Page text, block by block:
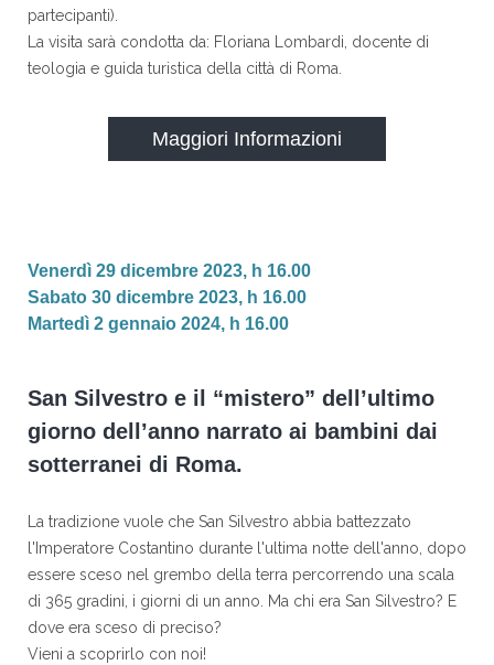
partecipanti).
La visita sarà condotta da: Floriana Lombardi, docente di
teologia e guida turistica della città di Roma.
Maggiori Informazioni
Venerdì 29 dicembre 2023, h 16.00
Sabato 30 dicembre 2023, h 16.00
Martedì 2 gennaio 2024, h 16.00
San Silvestro e il “mistero” dell’ultimo
giorno dell’anno narrato ai bambini dai
sotterranei di Roma.
La tradizione vuole che San Silvestro abbia battezzato
l'Imperatore Costantino durante l'ultima notte dell'anno, dopo
essere sceso nel grembo della terra percorrendo una scala
di 365 gradini, i giorni di un anno. Ma chi era San Silvestro? E
dove era sceso di preciso?
Vieni a scoprirlo con noi!